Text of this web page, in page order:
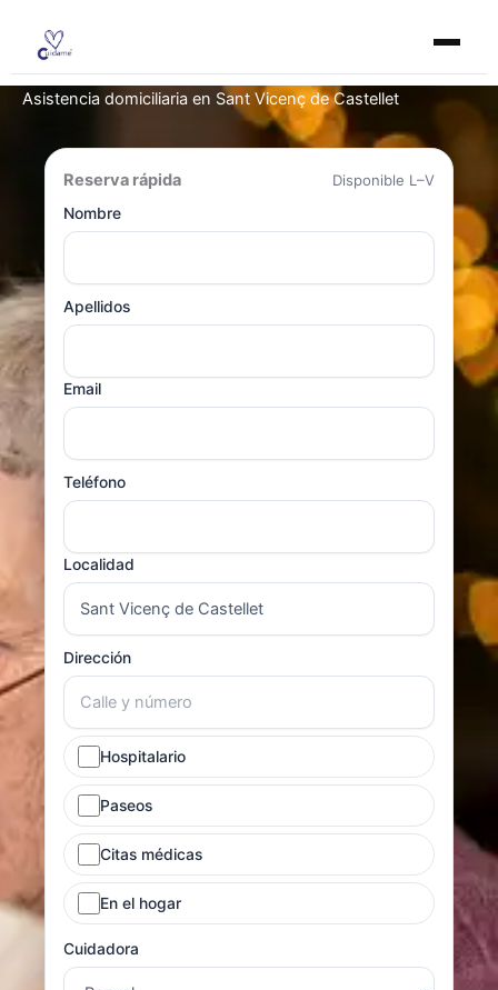
contenido
Asistencia domiciliaria en Sant Vicenç de Castellet
Reserva rápida
Disponible L–V
Nombre
Apellidos
Email
Teléfono
Localidad
Dirección
Hospitalario
Paseos
Citas médicas
En el hogar
Cuidadora